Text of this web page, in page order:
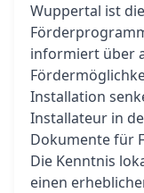
Wuppertal ist
informiert über
Installation
Installateur in
Dokumente für
Die Kenntnis
einen